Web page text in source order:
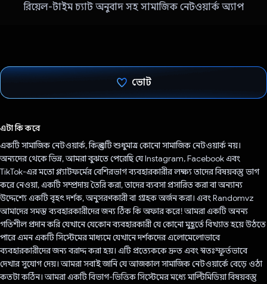
রিয়েল-টাইম চ্যাট অনুবাদ সহ সামাজিক নেটওয়ার্ক অ্যাপ
ভোট
এটা কি করে
একটি সামাজিক নেটওয়ার্ক, কিন্তু এটি শুধুমাত্র কোনো সামাজিক নেটওয়ার্ক নয়।
অন্যদের থেকে ভিন্ন, আমরা বুঝতে পেরেছি যে Instagram, Facebook এবং
TikTok-এর মতো প্ল্যাটফর্মের বেশিরভাগ ব্যবহারকারীর লক্ষ্য তাদের বিষয়বস্তু ভাগ
করে নেওয়া, একটি সম্প্রদায় তৈরি করা, তাদের ব্যবসা প্রসারিত করা বা অন্যান্য
উদ্দেশ্যে একটি বৃহৎ দর্শক, অনুসরণকারী বা গ্রাহক অর্জন করা। এবং Randomvz
আমাদের সমস্ত ব্যবহারকারীদের জন্য ঠিক কি অফার করে! আমরা একটি অনন্য
গতিশীল প্রদান করি যেখানে যেকোন ব্যবহারকারী যে কোনো মুহূর্তে বিখ্যাত হয়ে উঠতে
পারে এমন একটি সিস্টেমের মাধ্যমে যেখানে দর্শকদের এলোমেলোভাবে
ব্যবহারকারীদের জন্য বরাদ্দ করা হয়। এটি প্রত্যেককে দ্রুত এবং স্বতঃস্ফূর্তভাবে
দেখার সুযোগ দেয়। আমরা সবাই জানি যে আজকাল সামাজিক নেটওয়ার্কে বেড়ে ওঠা
কতটা কঠিন। আমরা একটি বিভাগ-ভিত্তিক সিস্টেমের মধ্যে মাল্টিমিডিয়া বিষয়বস্তু